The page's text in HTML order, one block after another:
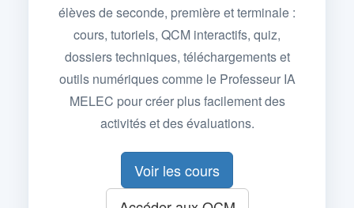
élèves de seconde, première et terminale :
cours, tutoriels, QCM interactifs, quiz,
dossiers techniques, téléchargements et
outils numériques comme le Professeur IA
MELEC pour créer plus facilement des
activités et des évaluations.
Voir les cours